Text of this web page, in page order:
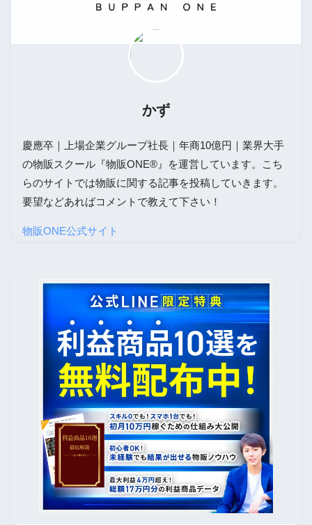
かず
慶應卒｜上場企業グループ社長｜年商10億円｜業界大手
の物販スクール『物販ONE®』を運営しています。こち
らのサイトでは物販に関する記事を投稿していきます。
要望などあればコメントで教えて下さい！
物販ONE公式サイト